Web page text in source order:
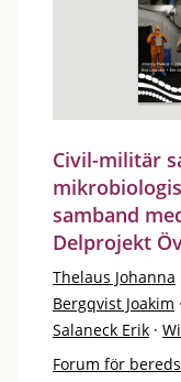
Civil-militär
samband
Delprojekt
Thelaus Johanna
Bergqvist Joakim ·
Salaneck Erik ·
Forum för